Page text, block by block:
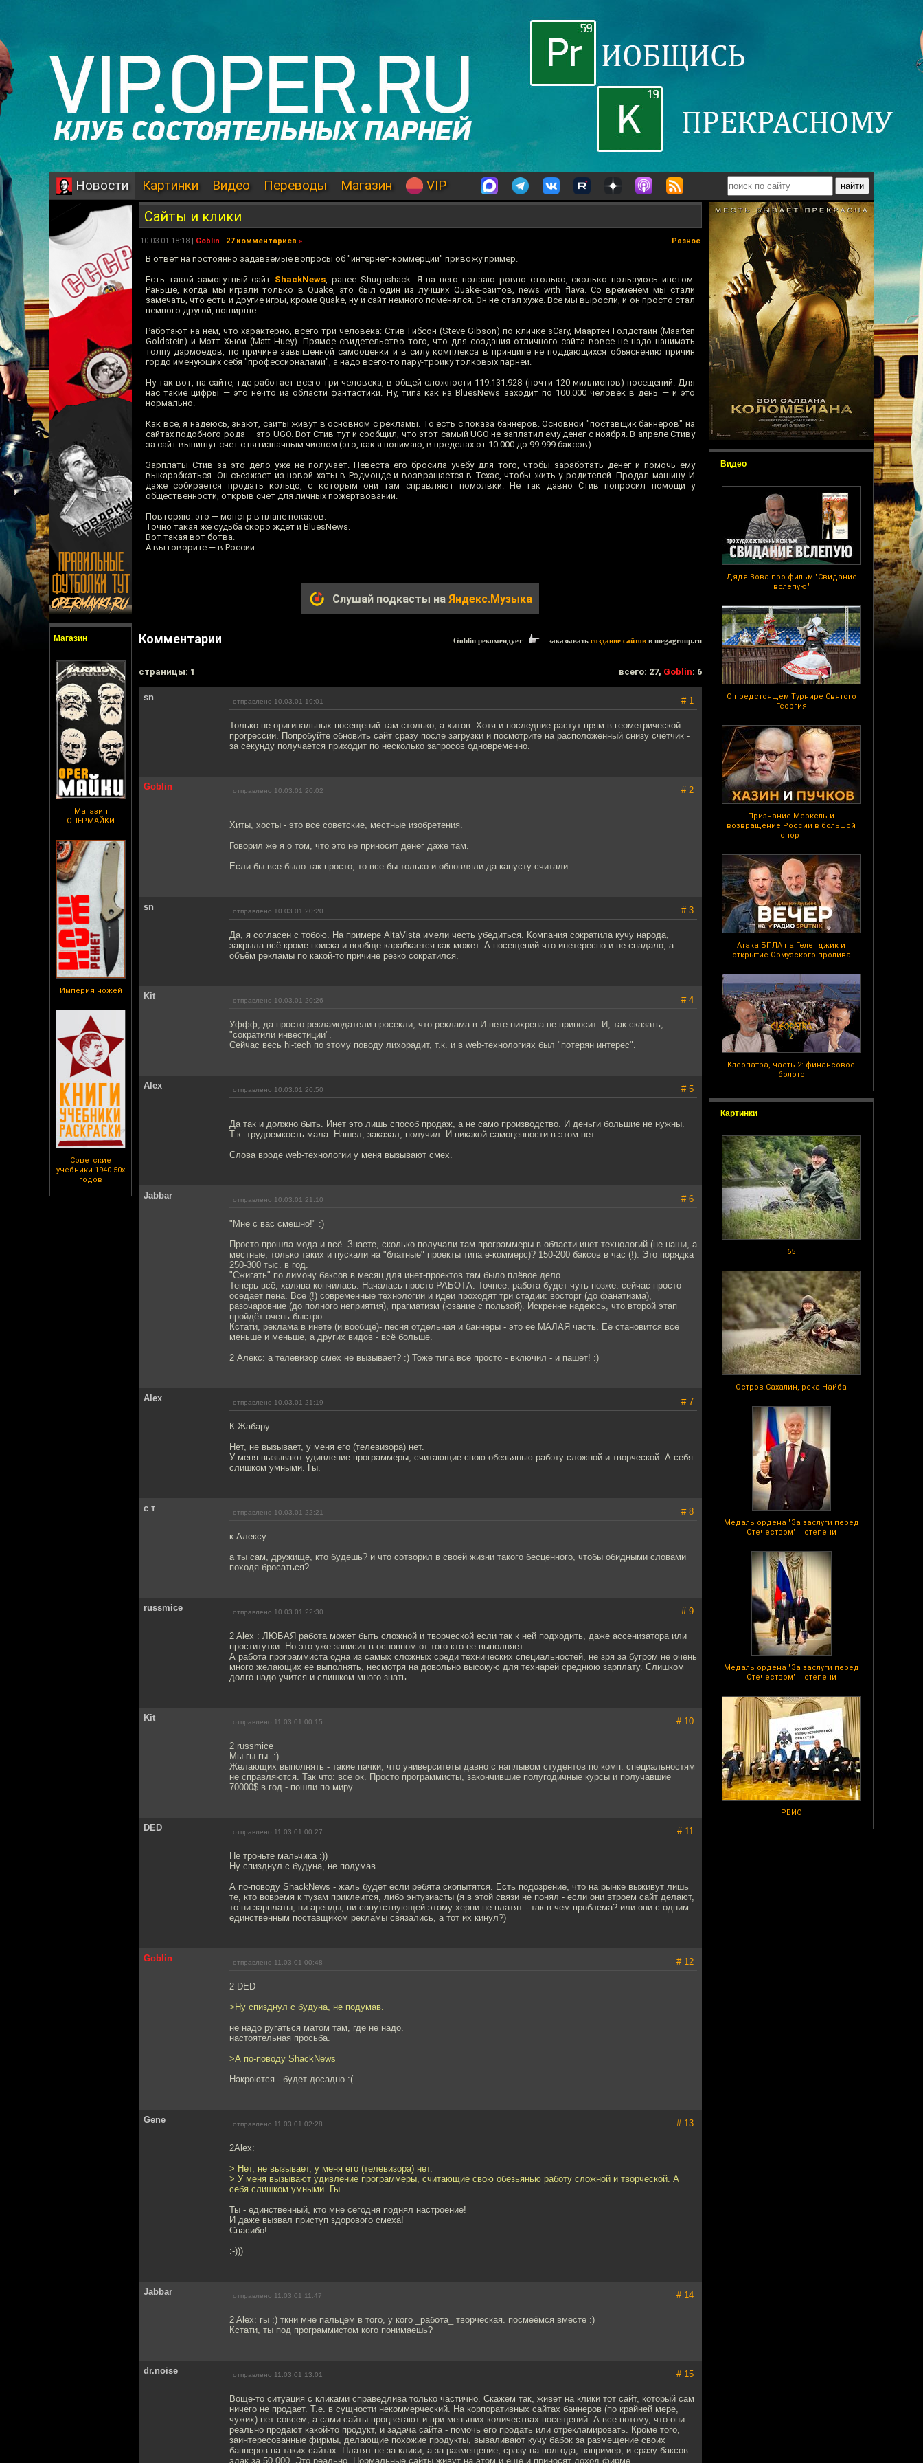
Новости Картинки Видео Переводы Магазин VIP
Магазин
Магазин
ОПЕРМАЙКИ
Империя ножей
Советские
учебники 1940-50х
годов
Видео
Дядя Вова про фильм "Свидание
вслепую"
О предстоящем Турнире Святого
Георгия
Признание Меркель и
возвращение России в большой
спорт
Атака БПЛА на Геленджик и
открытие Ормузского пролива
Клеопатра, часть 2: финансовое
болото
Картинки
65
Остров Сахалин, река Найба
Медаль ордена "За заслуги перед
Отечеством" II степени
Медаль ордена "За заслуги перед
Отечеством" II степени
РВИО
Сайты и клики
10.03.01 18:18 | Goblin | 27 комментариев » Разное
В ответ на постоянно задаваемые вопросы об "интернет-коммерции" привожу пример.
Есть такой замогутный сайт ShackNews, ранее Shugashack. Я на него ползаю ровно столько, сколько пользуюсь инетом.
Раньше, когда мы играли только в Quake, это был один из лучших Quake-сайтов, news with flava. Со временем мы стали
замечать, что есть и другие игры, кроме Quake, ну и сайт немного поменялся. Он не стал хуже. Все мы выросли, и он просто стал
немного другой, поширше.
Работают на нем, что характерно, всего три человека: Стив Гибсон (Steve Gibson) по кличке sCary, Маартен Голдстайн (Maarten
Goldstein) и Мэтт Хьюи (Matt Huey). Прямое свидетельство того, что для создания отличного сайта вовсе не надо нанимать
толпу дармоедов, по причине завышенной самооценки и в силу комплекса в принципе не поддающихся объяснению причин
гордо именующих себя "профессионалами", а надо всего-то пару-тройку толковых парней.
Ну так вот, на сайте, где работает всего три человека, в общей сложности 119.131.928 (почти 120 миллионов) посещений. Для
нас такие цифры — это нечто из области фантастики. Ну, типа как на BluesNews заходит по 100.000 человек в день — и это
нормально.
Как все, я надеюсь, знают, сайты живут в основном с рекламы. То есть с показа баннеров. Основной "поставщик баннеров" на
сайтах подобного рода — это UGO. Вот Стив тут и сообщил, что этот самый UGO не заплатил ему денег с ноября. В апреле Стиву
за сайт выпишут счет с пятизначным числом (это, как я понимаю, в пределах от 10.000 до 99.999 баксов).
Зарплаты Стив за это дело уже не получает. Невеста его бросила учебу для того, чтобы заработать денег и помочь ему
выкарабкаться. Он съезжает из новой хаты в Рэдмонде и возвращается в Техас, чтобы жить у родителей. Продал машину. И
даже собирается продать кольцо, с которым они там справляют помолвки. Не так давно Стив попросил помощи у
общественности, открыв счет для личных пожертвований.
Повторяю: это — монстр в плане показов.
Точно такая же судьба скоро ждет и BluesNews.
Вот такая вот ботва.
А вы говорите — в России.
Слушай подкасты на Яндекс.Музыка
Комментарии Goblin рекомендует заказывать создание сайтов в megagroup.ru
cтраницы: 1 всего: 27, Goblin: 6
sn отправлено 10.03.01 19:01 # 1
Только не оригинальных посещений там столько, а хитов. Хотя и последние растут прям в геометрической
прогрессии. Попробуйте обновить сайт сразу после загрузки и посмотрите на расположенный снизу счётчик -
за секунду получается приходит по несколько запросов одновременно.
Goblin отправлено 10.03.01 20:02 # 2
Хиты, хосты - это все советские, местные изобретения.
Говорил же я о том, что это не приносит денег даже там.
Если бы все было так просто, то все бы только и обновляли да капусту считали.
sn отправлено 10.03.01 20:20 # 3
Да, я согласен с тобою. На примере AltaVista имели честь убедиться. Компания сократила кучу народа,
закрыла всё кроме поиска и вообще карабкается как может. А посещений что инетересно и не спадало, а
объём рекламы по какой-то причине резко сократился.
Kit отправлено 10.03.01 20:26 # 4
Уффф, да просто рекламодатели просекли, что реклама в И-нете нихрена не приносит. И, так сказать,
"сократили инвестиции".
Сейчас весь hi-tech по этому поводу лихорадит, т.к. и в web-технологиях был "потерян интерес".
Alex отправлено 10.03.01 20:50 # 5
Да так и должно быть. Инет это лишь способ продаж, а не само производство. И деньги большие не нужны.
Т.к. трудоемкость мала. Нашел, заказал, получил. И никакой самоценности в этом нет.
Слова вроде web-технологии у меня вызывают смех.
Jabbar отправлено 10.03.01 21:10 # 6
"Мне с вас смешно!" :)
Просто прошла мода и всё. Знаете, сколько получали там программеры в области инет-технологий (не наши, а
местные, только таких и пускали на "блатные" проекты типа е-коммерс)? 150-200 баксов в час (!). Это порядка
250-300 тыс. в год.
"Сжигать" по лимону баксов в месяц для инет-проектов там было плёвое дело.
Теперь всё, халява кончилась. Началась просто РАБОТА. Точнее, работа будет чуть позже. сейчас просто
оседает пена. Все (!) современные технологии и идеи проходят три стадии: восторг (до фанатизма),
разочаровние (до полного неприятия), прагматизм (юзание с пользой). Искренне надеюсь, что второй этап
пройдёт очень быстро.
Кстати, реклама в инете (и вообще)- песня отдельная и баннеры - это её МАЛАЯ часть. Её становится всё
меньше и меньше, а других видов - всё больше.
2 Алекс: а телевизор смех не вызывает? :) Тоже типа всё просто - включил - и пашет! :)
Alex отправлено 10.03.01 21:19 # 7
К Жабару
Нет, не вызывает, у меня его (телевизора) нет.
У меня вызывают удивление программеры, считающие свою обезьянью работу сложной и творческой. А себя
слишком умными. Гы.
с т отправлено 10.03.01 22:21 # 8
к Алексу
а ты сам, дружище, кто будешь? и что сотворил в своей жизни такого бесценного, чтобы обидными словами
походя бросаться?
russmice отправлено 10.03.01 22:30 # 9
2 Alex : ЛЮБАЯ работа может быть сложной и творческой если так к ней подходить, даже ассенизатора или
проститутки. Но это уже зависит в основном от того кто ее выполняет.
А работа программиста одна из самых сложных среди технических специальностей, не зря за бугром не очень
много желающих ее выполнять, несмотря на довольно высокую для технарей среднюю зарплату. Слишком
долго надо учится и слишком много знать.
Kit отправлено 11.03.01 00:15 # 10
2 russmice
Мы-гы-гы. :)
Желающих выполнять - такие пачки, что университеты давно с наплывом студентов по комп. специальностям
не справляются. Так что: все ок. Просто программисты, закончившие полугодичные курсы и получавшие
70000$ в год - пошли по миру.
DED отправлено 11.03.01 00:27 # 11
Не троньте мальчика :))
Ну спизднул с будуна, не подумав.
А по-поводу ShackNews - жаль будет если ребята скопытятся. Есть подозрение, что на рынке выживут лишь
те, кто вовремя к тузам приклеится, либо энтузиасты (я в этой связи не понял - если они втроем сайт делают,
то ни зарплаты, ни аренды, ни сопутствующей этому херни не платят - так в чем проблема? или они с одним
единственным поставщиком рекламы связались, а тот их кинул?)
Goblin отправлено 11.03.01 00:48 # 12
2 DED
>Ну спизднул с будуна, не подумав.
не надо ругаться матом там, где не надо.
настоятельная просьба.
>А по-поводу ShackNews
Накроются - будет досадно :(
Gene отправлено 11.03.01 02:28 # 13
2Alex:
> Нет, не вызывает, у меня его (телевизора) нет.
> У меня вызывают удивление программеры, считающие свою обезьянью работу сложной и творческой. А
себя слишком умными. Гы.
Ты - единственный, кто мне сегодня поднял настроение!
И даже вызвал приступ здорового смеха!
Спасибо!
:-)))
Jabbar отправлено 11.03.01 11:47 # 14
2 Alex: гы :) ткни мне пальцем в того, у кого _работа_ творческая. посмеёмся вместе :)
Кстати, ты под программистом кого понимаешь?
dr.noise отправлено 11.03.01 13:01 # 15
Воще-то ситуация с кликами справедлива только частично. Скажем так, живет на клики тот сайт, который сам
ничего не продает. Т.е. в сущности некоммерческий. На корпоративных сайтах баннеров (по крайней мере,
чужих) нет совсем, а сами сайты процветают и при меньших количествах посещений. А все потому, что они
реально продают какой-то продукт, и задача сайта - помочь его продать или отрекламировать. Кроме того,
заинтересованные фирмы, делающие похожие продукты, вываливают кучу бабок за размещение своих
баннеров на таких сайтах. Платят не за клики, а за размещение, сразу на полгода, например, и сразу баксов
эдак за 50.000. Это реально. Нормальные сайты живут на этом и еще и приносят доход фирме.